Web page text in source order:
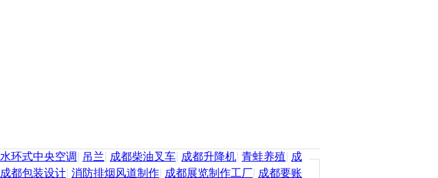
水环式中央空调 吊兰 成都柴油叉车 成都升降机 青蛙养殖
成
成都包装设计 消防排烟风道制作 成都展览制作工厂 成都要账